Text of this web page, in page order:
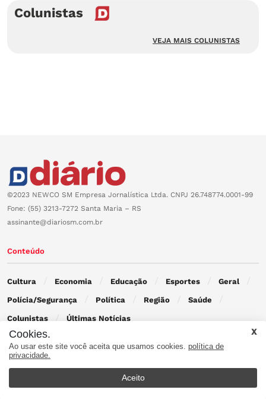
Colunistas
VEJA MAIS COLUNISTAS
©2023 NEWCO SM Empresa Jornalística Ltda. CNPJ 26.748774.0001-99
Fone: (55) 3213-7272 Santa Maria – RS
assinante@diariosm.com.br
Conteúdo
Cultura Economia Educação Esportes Geral
Polícia/Segurança Política Região Saúde
Colunistas Últimas Notícias
Contato
Cookies.
Ao usar este site você aceita que usamos cookies. política de
privacidade.
Aceito